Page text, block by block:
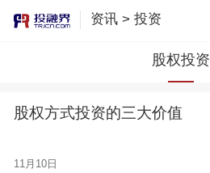
资讯> 投资
股权投资
股权方式投资的三大价值
11月10日